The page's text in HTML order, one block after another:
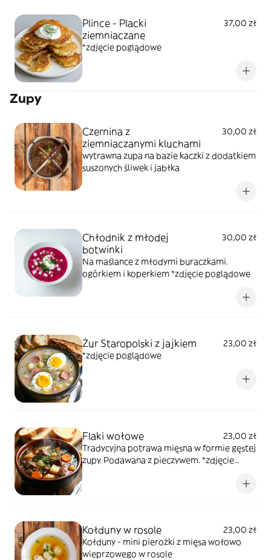
Plince - Placki
ziemniaczane
37,00 zł
*zdjęcie poglądowe
Zupy
Czernina z
ziemniaczanymi kluchami
30,00 zł
wytrawna zupa na bazie kaczki z dodatkiem
suszonych śliwek i jabłka
Chłodnik z młodej
botwinki
30,00 zł
Na maślance z młodymi buraczkami.
ogórkiem i koperkiem *zdjęcie poglądowe
Żur Staropolski z jajkiem
23,00 zł
*zdjęcie poglądowe
Flaki wołowe
23,00 zł
Tradycyjna potrawa mięsna w formie gęstej
zupy. Podawana z pieczywem. *zdjęcie
Kołduny w rosole
23,00 zł
Kołduny - mini pierożki z mięsa wołowo
wieprzowego w rosole